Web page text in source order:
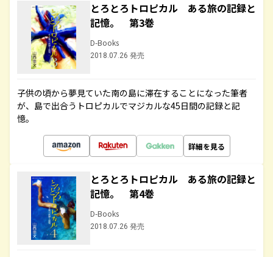
とろとろトロピカル ある旅の記録と
記憶。 第3巻
D-Books
2018.07.26 発売
子供の頃から夢見ていた南の島に滞在することになった筆者
が、島で出合うトロピカルでマジカルな45日間の記録と記
憶。
詳細を見る
とろとろトロピカル ある旅の記録と
記憶。 第4巻
D-Books
2018.07.26 発売